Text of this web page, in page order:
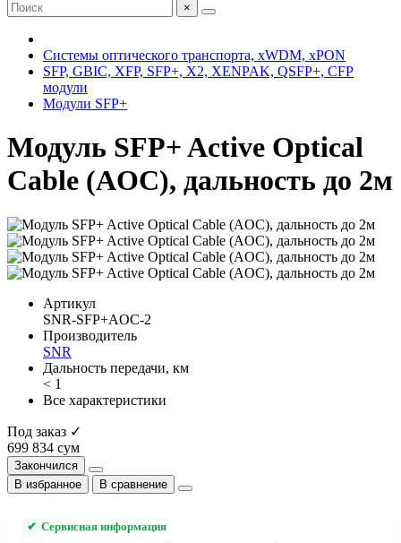
×
Системы оптического транспорта, xWDM, xPON
SFP, GBIC, XFP, SFP+, X2, XENPAK, QSFP+, CFP
модули
Модули SFP+
Модуль SFP+ Active Optical
Cable (AOC), дальность до 2м
Артикул
SNR-SFP+AOC-2
Производитель
SNR
Дальность передачи, км
< 1
Все характеристики
Под заказ ✓
699 834 сум
Закончился
В избранное
В сравнение
✔ Сервисная информация